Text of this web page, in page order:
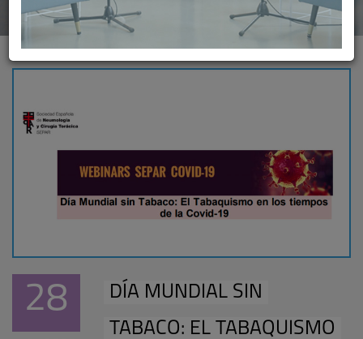
28
DÍA MUNDIAL SIN
TABACO: EL TABAQUISMO